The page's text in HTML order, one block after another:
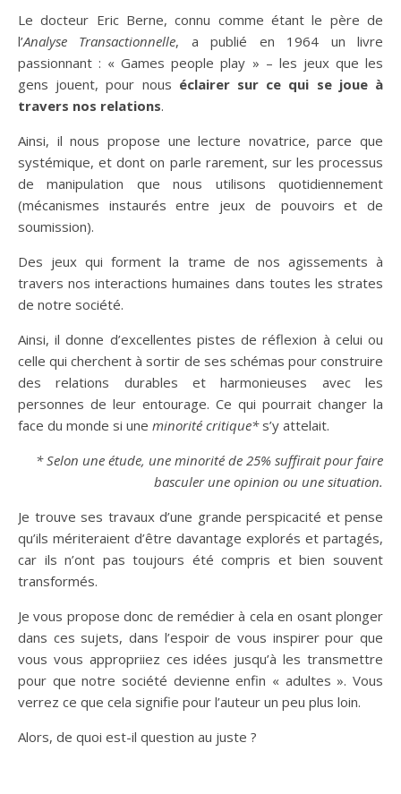
Le docteur Eric Berne, connu comme étant le père de
l’Analyse Transactionnelle, a publié en 1964 un livre
passionnant : « Games people play » – les jeux que les
gens jouent, pour nous éclairer sur ce qui se joue à
travers nos relations.
Ainsi, il nous propose une lecture novatrice, parce que
systémique, et dont on parle rarement, sur les processus
de manipulation que nous utilisons quotidiennement
(mécanismes instaurés entre jeux de pouvoirs et de
soumission).
Des jeux qui forment la trame de nos agissements à
travers nos interactions humaines dans toutes les strates
de notre société.
Ainsi, il donne d’excellentes pistes de réflexion à celui ou
celle qui cherchent à sortir de ses schémas pour construire
des relations durables et harmonieuses avec les
personnes de leur entourage. Ce qui pourrait changer la
face du monde si une minorité critique*s’y attelait.
* Selon une étude, une minorité de 25% suffirait pour faire
basculer une opinion ou une situation.
Je trouve ses travaux d’une grande perspicacité et pense
qu’ils mériteraient d’être davantage explorés et partagés,
car ils n’ont pas toujours été compris et bien souvent
transformés.
Je vous propose donc de remédier à cela en osant plonger
dans ces sujets, dans l’espoir de vous inspirer pour que
vous vous appropriiez ces idées jusqu’à les transmettre
pour que notre société devienne enfin « adultes ». Vous
verrez ce que cela signifie pour l’auteur un peu plus loin.
Alors, de quoi est-il question au juste ?